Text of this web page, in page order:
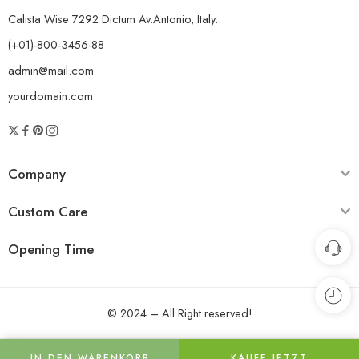
Calista Wise 7292 Dictum Av.Antonio, Italy.
(+01)-800-3456-88
admin@mail.com
yourdomain.com
Company
Custom Care
Opening Time
© 2024 – All Right reserved!